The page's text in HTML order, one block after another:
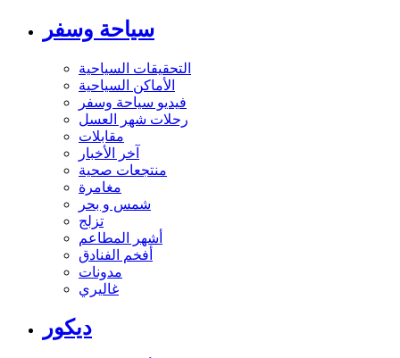
سياحة وسفر
التحقيقات السياحية
الأماكن السياحية
فيديو سياحة وسفر
رحلات شهر العسل
مقابلات
آخر الأخبار
منتجعات صحية
مغامرة
شمس و بحر
تزلج
أشهر المطاعم
أفخم الفنادق
مدونات
غاليري
ديكور